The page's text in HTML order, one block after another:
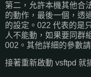
第二，允許本機其他合
的動作，最後一個，透
的設定。022 代表的是
人不能動，如果要同群
002。其他詳細的參數
接著重新啟動 vsftpd 就